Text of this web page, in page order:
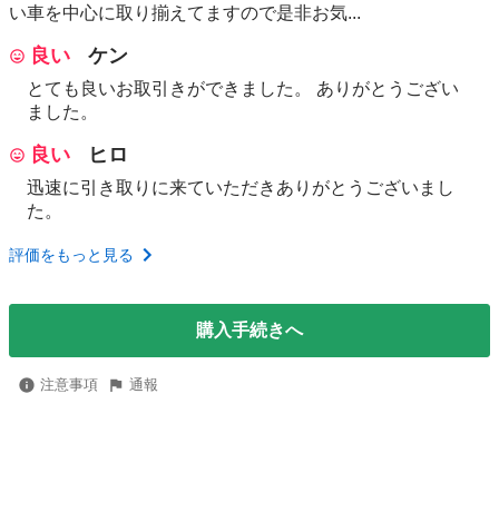
い車を中心に取り揃えてますので是非お気...
良い ケン
とても良いお取引きができました。 ありがとうござい
ました。
良い ヒロ
迅速に引き取りに来ていただきありがとうございまし
た。
評価をもっと見る
購入手続きへ
注意事項 通報